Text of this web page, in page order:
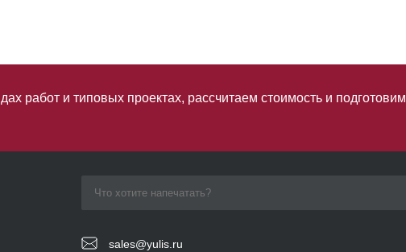
работ и типовых проектах, рассчитаем стоимость и подготовим
sales@yulis.ru